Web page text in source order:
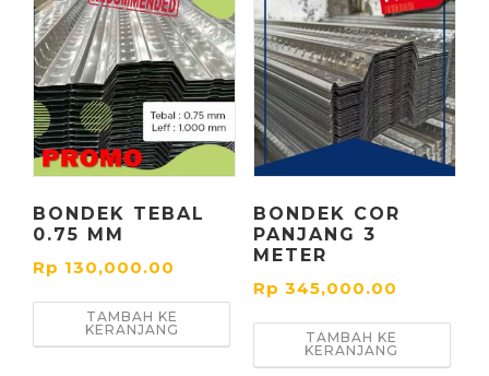
BONDEK TEBAL
0.75 MM
Rp 130,000.00
TAMBAH KE
KERANJANG
BONDEK COR
PANJANG 3
METER
Rp 345,000.00
TAMBAH KE
KERANJANG